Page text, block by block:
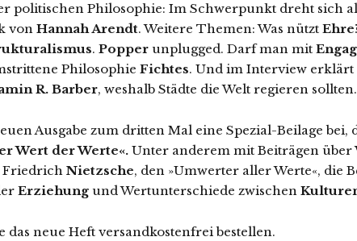
politischen Philosophie: Im Schwerpunkt dreht sich
von Hannah Arendt. Weitere Themen: Was nützt Ehre
. Popper unplugged. Darf man mit
Philosophie Fichtes. Und im Interview erklärt
R. Barber, weshalb Städte die Welt regieren sollten.
Ausgabe zum dritten Mal eine Spezial-Beilage bei,
Wert der Werte«. Unter anderem mit Beiträgen über
Friedrich Nietzsche, den »Umwerter aller Werte«, die
Erziehung und Wertunterschiede zwischen
das neue Heft versandkostenfrei bestellen.